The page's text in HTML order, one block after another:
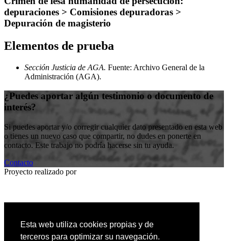
Esta web utiliza cookies propias y de
terceros para optimizar su navegación.
depuraciones > Comisiones depuradoras >
Depuración de magisterio
Elementos de prueba
Sección Justicia de AGA. Fuente: Archivo General de la
Administración (AGA).
¿Puedes aportar algún testimonio o documento de
interés?
Si puedes aportar y/o corregir cualquier dato presentado en esta web
o tienes un nuevo caso que compartir, no dudes en ponerte en
contacto. Este trabajo no podría hacerse sin tu ayuda.
Contacto
Proyecto realizado por
Entidad colaboradora